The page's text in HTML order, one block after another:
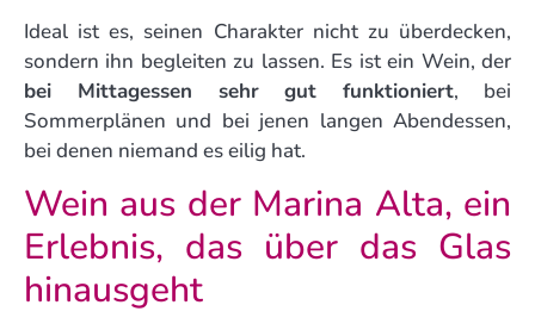
Ideal ist es, seinen Charakter nicht zu überdecken,
sondern ihn begleiten zu lassen. Es ist ein Wein, der
bei Mittagessen sehr gut funktioniert, bei
Sommerplänen und bei jenen langen Abendessen,
bei denen niemand es eilig hat.
Wein aus der Marina Alta, ein
Erlebnis, das über das Glas
hinausgeht